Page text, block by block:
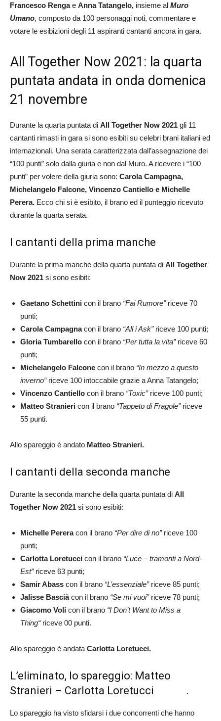
Francesco Rengae Anna Tatangelo, insieme al Muro
Umano, composto da 100 personaggi noti, commentare e
votare le esibizioni degli 11 aspiranti cantanti ancora in gara.
All Together Now 2021: la quarta
puntata andata in onda domenica
21 novembre
Durante la quarta puntata di All Together Now 2021 gli 11
cantanti rimasti in gara si sono esibiti su celebri brani italiani ed
internazionali. Una serata caratterizzata dall’assegnazione dei
“100 punti” solo dalla giuria e non dal Muro. A ricevere i “100
punti” per volere della giuria sono: Carola Campagna,
Michelangelo Falcone, Vincenzo Cantiello e Michelle
Perera. Ecco chi si è esibito, il brano ed il punteggio ricevuto
durante la quarta serata.
I cantanti della prima manche
Durante la prima manche della quarta puntata di All Together
Now 2021 si sono esibiti:
Gaetano Schettini con il brano “Fai Rumore”riceve 70
punti;
Carola Campagnacon il brano “All i Ask”riceve 100 punti;
Gloria Tumbarello con il brano “Per tutta la vita” riceve 60
punti;
Michelangelo Falcone con il brano “In mezzo a questo
inverno” riceve 100 intoccabile grazie a Anna Tatangelo;
Vincenzo Cantiello con il brano “Toxic” riceve 100 punti;
Matteo Stranieri con il brano “Tappeto di Fragole”riceve
55 punti.
Allo spareggio è andato Matteo Stranieri.
I cantanti della seconda manche
Durante la seconda manche della quarta puntata di All
Together Now 2021 si sono esibiti:
Michelle Pereracon il brano “Per dire di no” riceve 100
punti;
Carlotta Loretucci con il brano “Luce – tramonti a Nord-
Est”riceve 63 punti;
Samir Abass con il brano “L’essenziale”riceve 85 punti;
Jalisse Basciàcon il brano “Se mi vuoi”riceve 78 punti;
Giacomo Voli con il brano “I Don’t Want to Miss a
Thing“riceve 00 punti.
Allo spareggio è andata Carlotta Loretucci.
L’eliminato, lo spareggio: Matteo
Stranieri – Carlotta Loretucci .
Lo spareggio ha visto sfidarsi i due concorrenti che hanno